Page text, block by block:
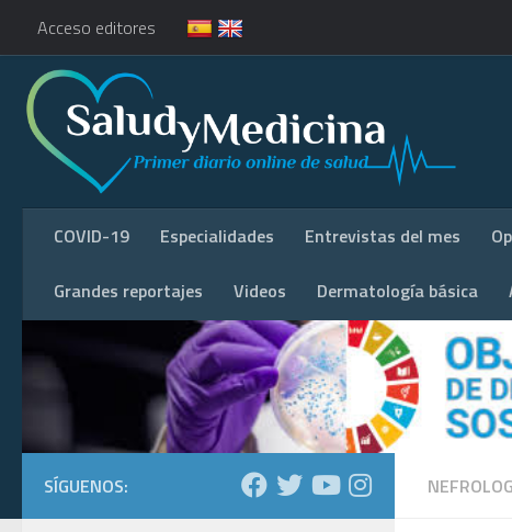
Acceso editores
COVID-19 Especialidades Entrevistas del mes
Grandes reportajes Videos Dermatología básica
SÍGUENOS: